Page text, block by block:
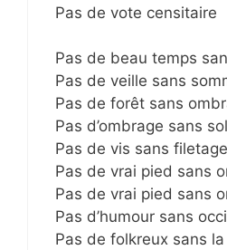
Pas de vote censitaire
Pas de beau temps
Pas de veille sans
Pas de forêt sans
Pas d’ombrage sans
Pas de vis sans filetage
Pas de vrai pied sans
Pas de vrai pied sans
Pas d’humour sans
Pas de folkreux sans